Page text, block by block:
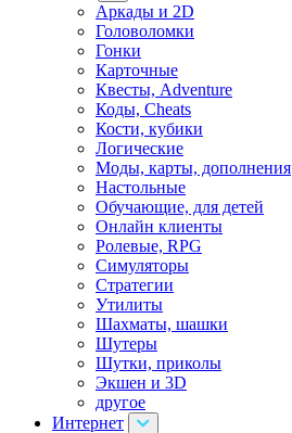
Аркады и 2D
Головоломки
Гонки
Карточные
Квесты, Adventure
Коды, Cheats
Кости, кубики
Логические
Моды, карты, дополнения
Настольные
Обучающие, для детей
Онлайн клиенты
Ролевые, RPG
Симуляторы
Стратегии
Утилиты
Шахматы, шашки
Шутеры
Шутки, приколы
Экшен и 3D
другое
Интернет